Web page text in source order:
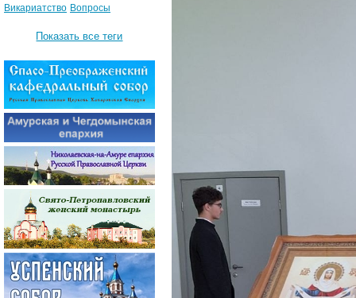
Викариатство Вопросы
Показать все теги